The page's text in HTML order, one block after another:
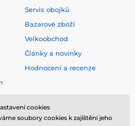
Servis obojků
Bazarové zboží
Velkoobchod
Články a novinky
Hodnocení a recenze
cookies
soubory cookies k zajištění jeho